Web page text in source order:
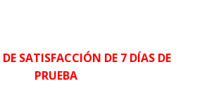
SATISFACCIÓN DE 7 DÍAS DE
PRUEBA